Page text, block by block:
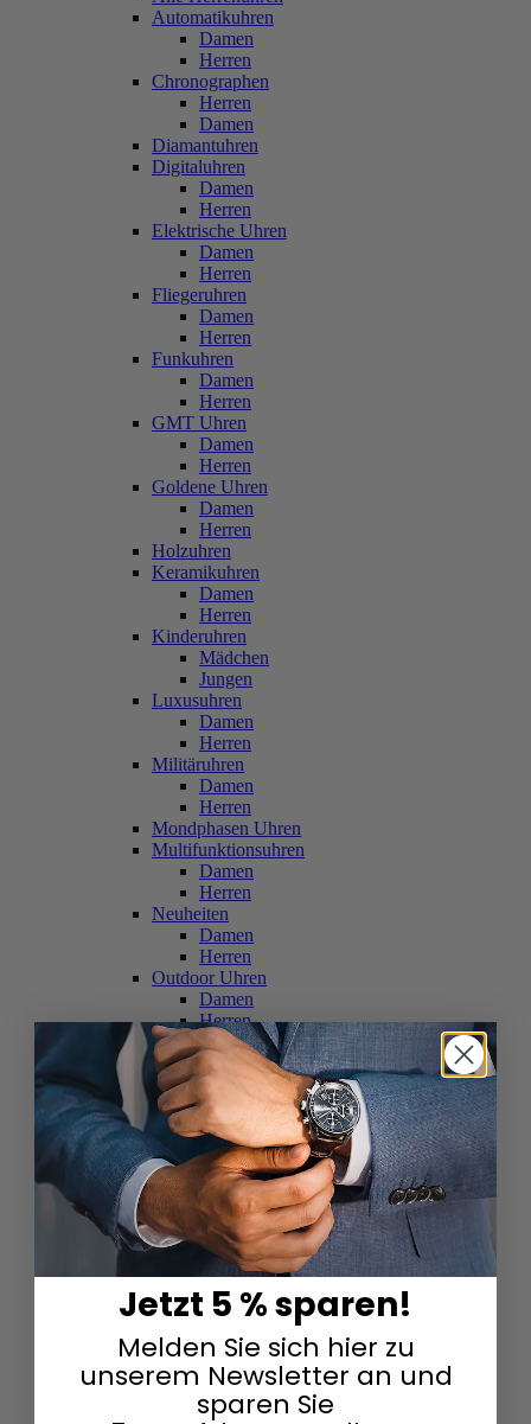
Automatikuhren
Damen
Herren
Chronographen
Herren
Damen
Diamantuhren
Digitaluhren
Damen
Herren
Elektrische Uhren
Damen
Herren
Fliegeruhren
Damen
Herren
Funkuhren
Damen
Herren
GMT Uhren
Damen
Herren
Goldene Uhren
Damen
Herren
Holzuhren
Keramikuhren
Damen
Herren
Kinderuhren
Mädchen
Jungen
Luxusuhren
Damen
Herren
Militäruhren
Damen
Herren
Mondphasen Uhren
Multifunktionsuhren
Damen
Herren
Neuheiten
Damen
Herren
Outdoor Uhren
Damen
Herren
Schweizer Uhren
Damen
Herren
Skelettuhren
Damen
Herren
Smartwatches
Damen
Herren
Solaruhren
Herren
Damen
Sportuhren
Damen
Herren
Swarovski & Edelsteine
Damen
Herren
Jetzt 5 % sparen!
Melden Sie sich hier zu
unserem Newsletter an und
sparen Sie